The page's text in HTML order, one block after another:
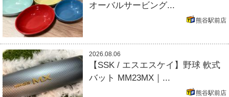
オーバルサービング...
熊谷駅前店
2026.08.06
【SSK / エスエスケイ】野球 軟式
バット MM23MX｜...
熊谷駅前店